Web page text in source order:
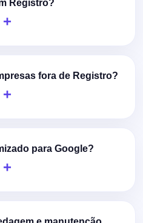
Registro?
fora de Registro?
para Google?